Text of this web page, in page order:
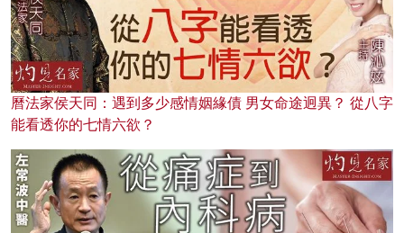
曆法家侯天同：遇到多少感情姻緣債 男女命途迥異？ 從八字
能看透你的七情六欲？